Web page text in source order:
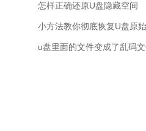
怎样正确还原U盘隐藏空间
小方法教你彻底恢复U盘原
u盘里面的文件变成了乱码